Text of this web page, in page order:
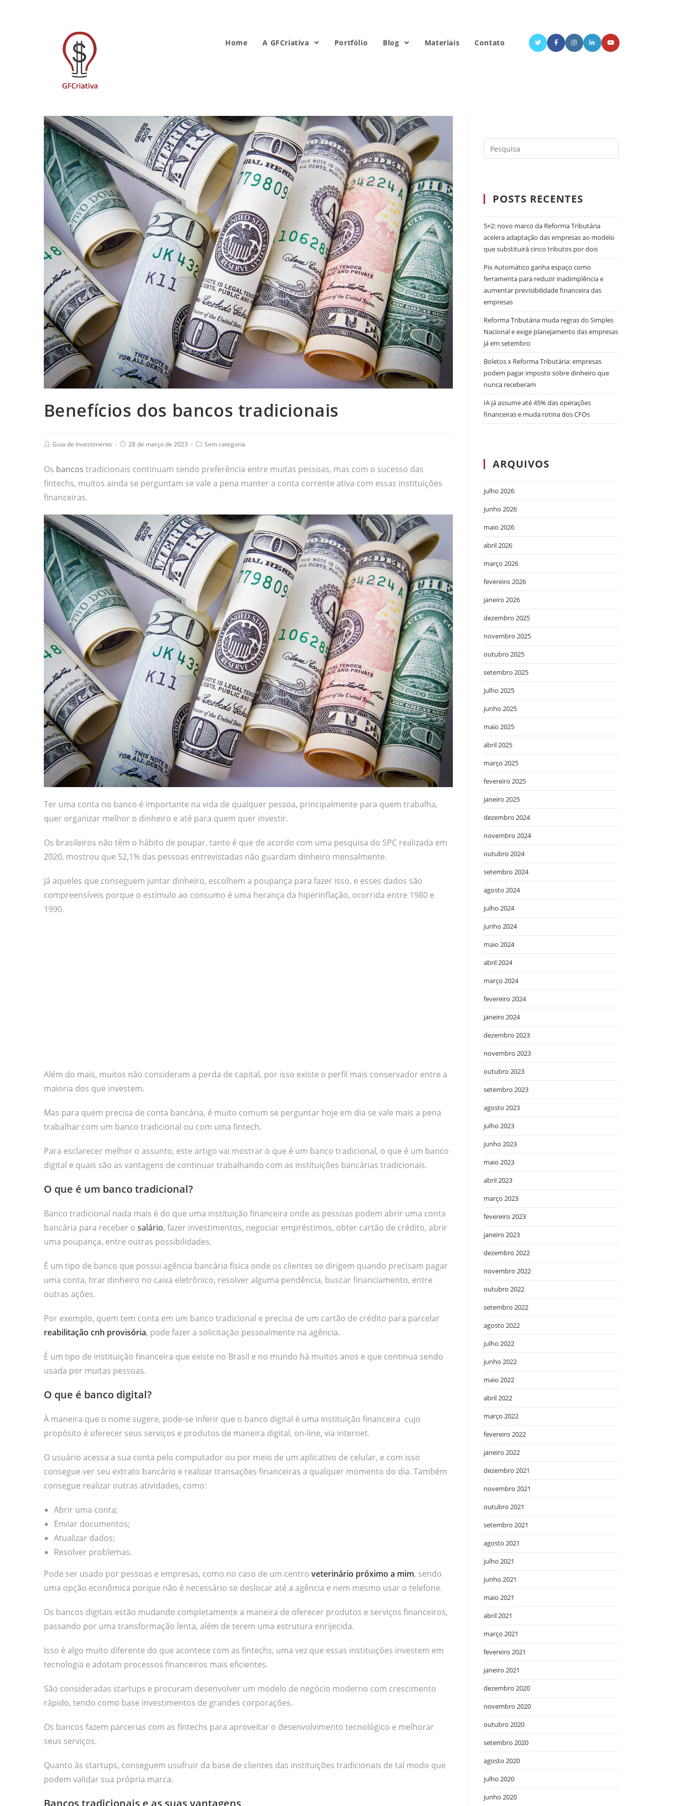
Home A GFCriativa Portfólio Blog Materiais Contato
Benefícios dos bancos tradicionais
Guia de Investimento 28 de março de 2023 Sem categoria
Os bancos tradicionais continuam sendo preferência entre muitas pessoas, mas com o sucesso das
fintechs, muitos ainda se perguntam se vale a pena manter a conta corrente ativa com essas instituições
financeiras.
Ter uma conta no banco é importante na vida de qualquer pessoa, principalmente para quem trabalha,
quer organizar melhor o dinheiro e até para quem quer investir.
Os brasileiros não têm o hábito de poupar, tanto é que de acordo com uma pesquisa do SPC realizada em
2020, mostrou que 52,1% das pessoas entrevistadas não guardam dinheiro mensalmente.
Já aqueles que conseguem juntar dinheiro, escolhem a poupança para fazer isso, e esses dados são
compreensíveis porque o estímulo ao consumo é uma herança da hiperinflação, ocorrida entre 1980 e
1990.
Além do mais, muitos não consideram a perda de capital, por isso existe o perfil mais conservador entre a
maioria dos que investem.
Mas para quem precisa de conta bancária, é muito comum se perguntar hoje em dia se vale mais a pena
trabalhar com um banco tradicional ou com uma fintech.
Para esclarecer melhor o assunto, este artigo vai mostrar o que é um banco tradicional, o que é um banco
digital e quais são as vantagens de continuar trabalhando com as instituições bancárias tradicionais.
O que é um banco tradicional?
Banco tradicional nada mais é do que uma instituição financeira onde as pessoas podem abrir uma conta
bancária para receber o salário, fazer investimentos, negociar empréstimos, obter cartão de crédito, abrir
uma poupança, entre outras possibilidades.
É um tipo de banco que possui agência bancária física onde os clientes se dirigem quando precisam pagar
uma conta, tirar dinheiro no caixa eletrônico, resolver alguma pendência, buscar financiamento, entre
outras ações.
Por exemplo, quem tem conta em um banco tradicional e precisa de um cartão de crédito para parcelar
reabilitação cnh provisória, pode fazer a solicitação pessoalmente na agência.
É um tipo de instituição financeira que existe no Brasil e no mundo há muitos anos e que continua sendo
usada por muitas pessoas.
O que é banco digital?
À maneira que o nome sugere, pode-se inferir que o banco digital é uma instituição financeira cujo
propósito é oferecer seus serviços e produtos de maneira digital, on-line, via internet.
O usuário acessa a sua conta pelo computador ou por meio de um aplicativo de celular, e com isso
consegue ver seu extrato bancário e realizar transações financeiras a qualquer momento do dia. Também
consegue realizar outras atividades, como:
Abrir uma conta;
Enviar documentos;
Atualizar dados;
Resolver problemas.
Pode ser usado por pessoas e empresas, como no caso de um centro veterinário próximo a mim, sendo
uma opção econômica porque não é necessário se deslocar até a agência e nem mesmo usar o telefone.
Os bancos digitais estão mudando completamente a maneira de oferecer produtos e serviços financeiros,
passando por uma transformação lenta, além de terem uma estrutura enrijecida.
Isso é algo muito diferente do que acontece com as fintechs, uma vez que essas instituições investem em
tecnologia e adotam processos financeiros mais eficientes.
São consideradas startups e procuram desenvolver um modelo de negócio moderno com crescimento
rápido, tendo como base investimentos de grandes corporações.
Os bancos fazem parcerias com as fintechs para aproveitar o desenvolvimento tecnológico e melhorar
seus serviços.
Quanto às startups, conseguem usufruir da base de clientes das instituições tradicionais de tal modo que
podem validar sua própria marca.
POSTS RECENTES
5×2: novo marco da Reforma Tributária
acelera adaptação das empresas ao modelo
que substituirá cinco tributos por dois
Pix Automático ganha espaço como
ferramenta para reduzir inadimplência e
aumentar previsibilidade financeira das
empresas
Reforma Tributária muda regras do Simples
Nacional e exige planejamento das empresas
já em setembro
Boletos x Reforma Tributária: empresas
podem pagar imposto sobre dinheiro que
nunca receberam
IA já assume até 45% das operações
financeiras e muda rotina dos CFOs
ARQUIVOS
julho 2026
junho 2026
maio 2026
abril 2026
março 2026
fevereiro 2026
janeiro 2026
dezembro 2025
novembro 2025
outubro 2025
setembro 2025
julho 2025
junho 2025
maio 2025
abril 2025
março 2025
fevereiro 2025
janeiro 2025
dezembro 2024
novembro 2024
outubro 2024
setembro 2024
agosto 2024
julho 2024
junho 2024
maio 2024
abril 2024
março 2024
fevereiro 2024
janeiro 2024
dezembro 2023
novembro 2023
outubro 2023
setembro 2023
agosto 2023
julho 2023
junho 2023
maio 2023
abril 2023
março 2023
fevereiro 2023
janeiro 2023
dezembro 2022
novembro 2022
outubro 2022
setembro 2022
agosto 2022
julho 2022
junho 2022
maio 2022
abril 2022
março 2022
fevereiro 2022
janeiro 2022
dezembro 2021
novembro 2021
outubro 2021
setembro 2021
agosto 2021
julho 2021
junho 2021
maio 2021
abril 2021
março 2021
fevereiro 2021
janeiro 2021
dezembro 2020
novembro 2020
outubro 2020
setembro 2020
agosto 2020
julho 2020
junho 2020